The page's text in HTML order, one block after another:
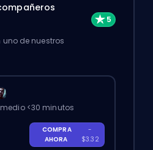
de nuestros
<30 minutos
COMPRA
AHORA
-
$3.32